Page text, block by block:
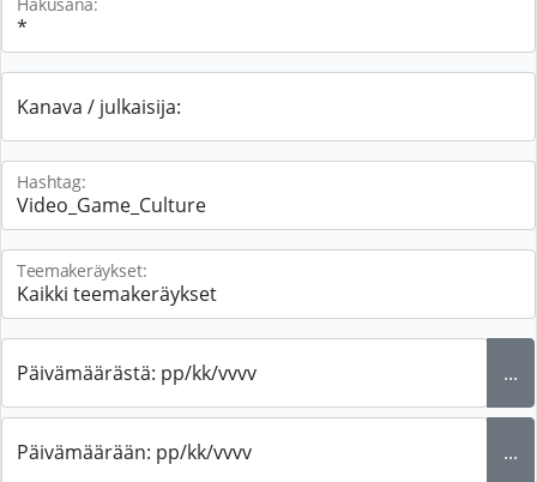
Kanava / julkaisija:
Hashtag:
Teemakeräykset:
Päivämäärästä: pp/kk/vvvv ...
Päivämäärään: pp/kk/vvvv ...